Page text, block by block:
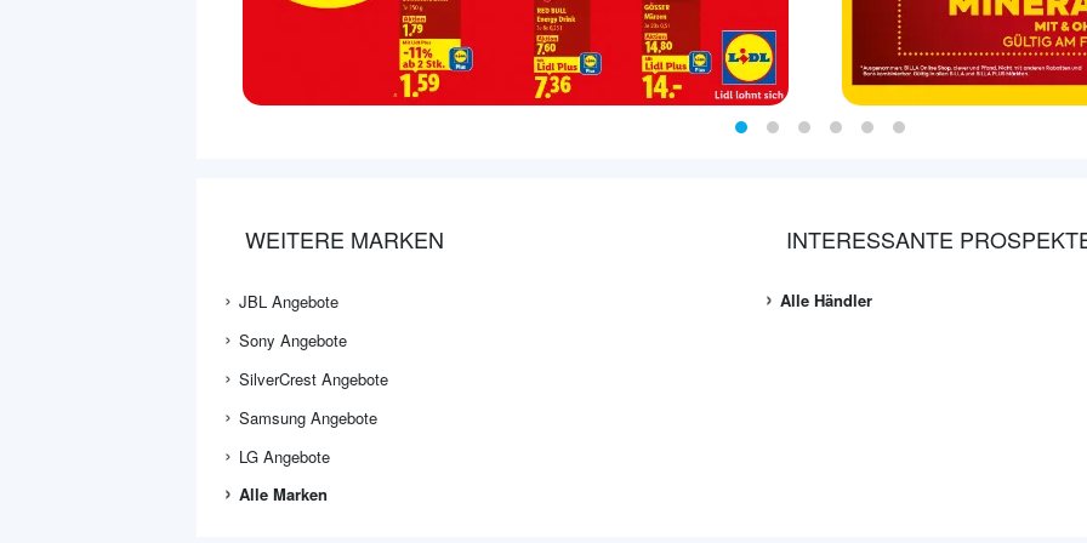
WEITERE MARKEN
JBL Angebote
Sony Angebote
SilverCrest Angebote
Samsung Angebote
LG Angebote
Alle Marken
INTERESSANTE
Alle Händler